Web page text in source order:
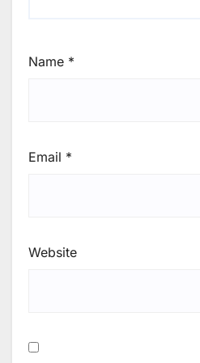
Name *
Email *
Website